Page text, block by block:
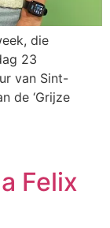
die
23
van Sint-
de ‘Grijze
Felix